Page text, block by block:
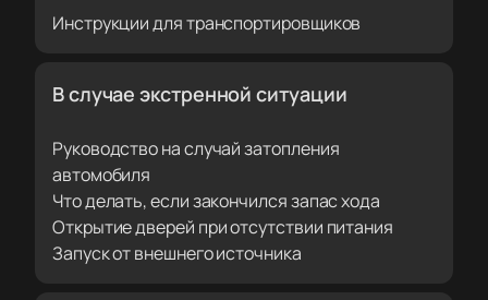
Инструкции для транспортировщиков
В случае экстренной ситуации
Руководство на случай затопления
автомобиля
Что делать, если закончился запас хода
Открытие дверей при отсутствии питания
Запуск от внешнего источника